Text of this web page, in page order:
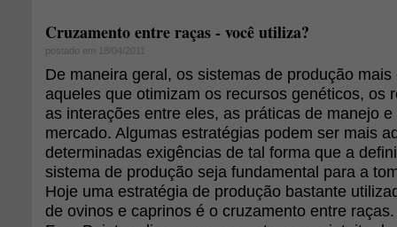
Cruzamento entre raças - você utiliza?
postado em 18/04/2011
De maneira geral, os sistemas de produção
aqueles que otimizam os recursos genéticos, os
as interações entre eles, as práticas de manejo
mercado. Algumas estratégias podem ser mais
determinadas exigências de tal forma que a
sistema de produção seja fundamental para a
Hoje uma estratégia de produção bastante
de ovinos e caprinos é o cruzamento entre